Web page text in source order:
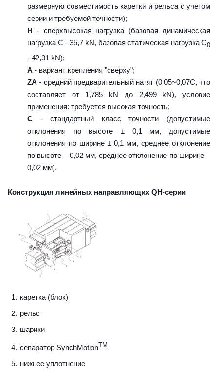
размерную совместимость каретки и рельса с учетом
серии и требуемой точности);
H - сверхвысокая нагрузка (базовая динамическая
нагрузка C - 35,7 kN, базовая статическая нагрузка С0
- 42,31 kN);
A - вариант крепления "сверху";
ZA - средний предварительный натяг (0,05~0,07C, что
составляет от 1,785 kN до 2,499 kN), условие
применения: требуется высокая точность;
C - стандартный класс точности (допустимые
отклонения по высоте ± 0,1 мм, допустимые
отклонения по ширине ± 0,1 мм, среднее отклонение
по высоте – 0,02 мм, среднее отклонение по ширине –
0,02 мм).
Конструкция линейных направляющих QН-серии
каретка (блок)
рельс
шарики
сепаратор SynchMotionTM
нижнее уплотнение